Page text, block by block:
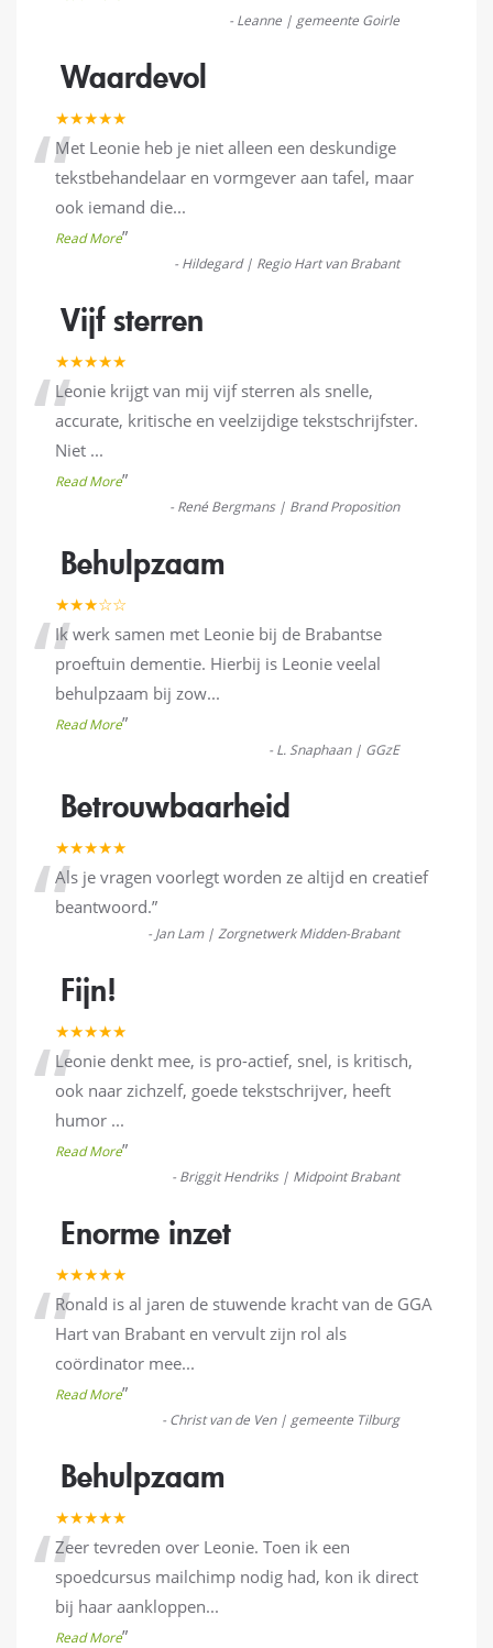
- Leanne | gemeente Goirle
Waardevol
★★★★★
“Met Leonie heb je niet alleen een deskundige
tekstbehandelaar en vormgever aan tafel, maar
ook iemand die...
Read More”
- Hildegard | Regio Hart van Brabant
Vijf sterren
★★★★★
“Leonie krijgt van mij vijf sterren als snelle,
accurate, kritische en veelzijdige tekstschrijfster.
Niet ...
Read More”
- René Bergmans | Brand Proposition
Behulpzaam
★★★☆☆
“Ik werk samen met Leonie bij de Brabantse
proeftuin dementie. Hierbij is Leonie veelal
behulpzaam bij zow...
Read More”
- L. Snaphaan | GGzE
Betrouwbaarheid
★★★★★
“Als je vragen voorlegt worden ze altijd en creatief
beantwoord.”
- Jan Lam | Zorgnetwerk Midden-Brabant
Fijn!
★★★★★
“Leonie denkt mee, is pro-actief, snel, is kritisch,
ook naar zichzelf, goede tekstschrijver, heeft
humor ...
Read More”
- Briggit Hendriks | Midpoint Brabant
Enorme inzet
★★★★★
“Ronald is al jaren de stuwende kracht van de GGA
Hart van Brabant en vervult zijn rol als
coördinator mee...
Read More”
- Christ van de Ven | gemeente Tilburg
Behulpzaam
★★★★★
“Zeer tevreden over Leonie. Toen ik een
spoedcursus mailchimp nodig had, kon ik direct
bij haar aankloppen...
Read More”